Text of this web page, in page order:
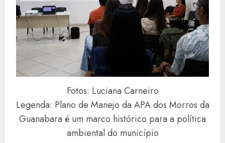
Fotos: Luciana Carneiro
Legenda: Plano de Manejo da APA dos Morros da
Guanabara é um marco histórico para a política
ambiental do município